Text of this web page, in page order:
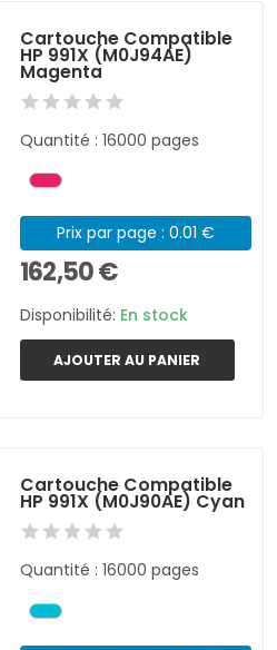
Cartouche Compatible
HP 991X (M0J94AE)
Magenta
Quantité : 16000 pages
Prix par page : 0.01 €
162,50 €
Disponibilité: En stock
AJOUTER AU PANIER
Cartouche Compatible
HP 991X (M0J90AE) Cyan
Quantité : 16000 pages